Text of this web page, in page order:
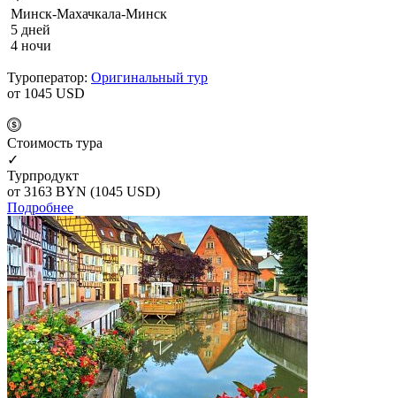
Минск-Махачкала-Минск
5 дней
4 ночи
Туроператор: Оригинальный тур
от 1045 USD
Cтоимость тура
✓
Турпродукт
от 3163 BYN (1045 USD)
Подробнее